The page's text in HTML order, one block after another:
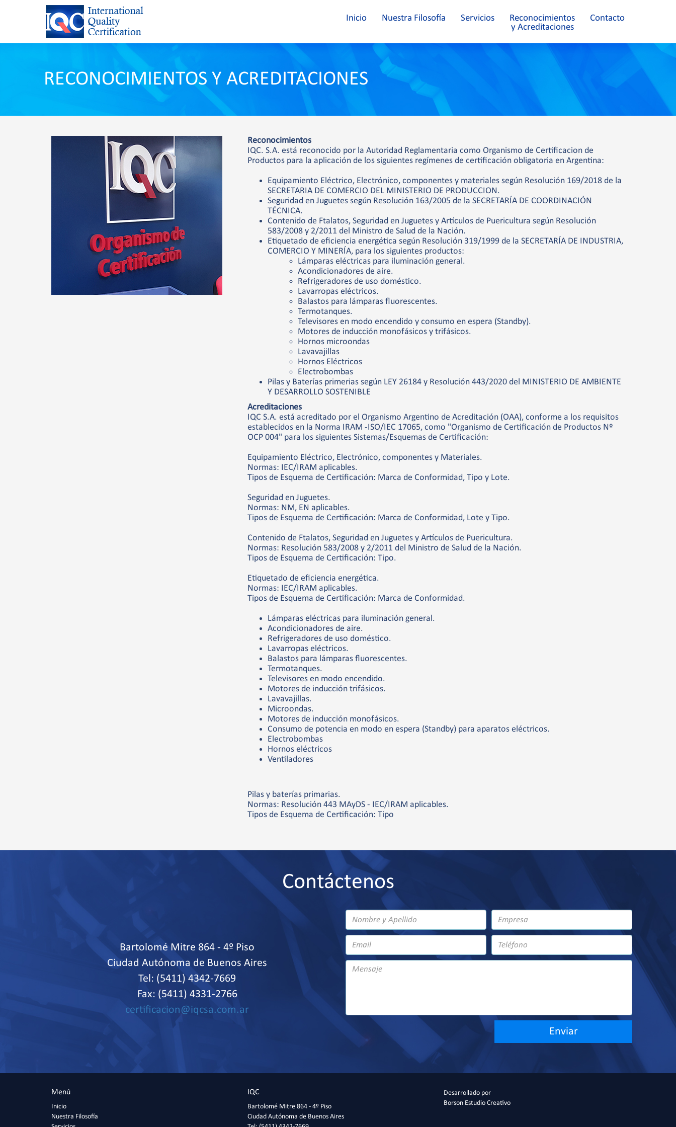
Inicio Nuestra Filosofía Servicios
Reconocimientos
y Acreditaciones
Contacto
RECONOCIMIENTOS Y ACREDITACIONES
Reconocimientos
IQC. S.A. está reconocido por la Autoridad Reglamentaria como Organismo de Certificacion de
Productos para la aplicación de los siguientes regímenes de certificación obligatoria en Argentina:
Equipamiento Eléctrico, Electrónico, componentes y materiales según Resolución 169/2018 de la
SECRETARIA DE COMERCIO DEL MINISTERIO DE PRODUCCION.
Seguridad en Juguetes según Resolución 163/2005 de la SECRETARÍA DE COORDINACIÓN
TÉCNICA.
Contenido de Ftalatos, Seguridad en Juguetes y Artículos de Puericultura según Resolución
583/2008 y 2/2011 del Ministro de Salud de la Nación.
Etiquetado de eficiencia energética según Resolución 319/1999 de la SECRETARÍA DE INDUSTRIA,
COMERCIO Y MINERÍA, para los siguientes productos:
Lámparas eléctricas para iluminación general.
Acondicionadores de aire.
Refrigeradores de uso doméstico.
Lavarropas eléctricos.
Balastos para lámparas fluorescentes.
Termotanques.
Televisores en modo encendido y consumo en espera (Standby).
Motores de inducción monofásicos y trifásicos.
Hornos microondas
Lavavajillas
Hornos Eléctricos
Electrobombas
Pilas y Baterías primerias según LEY 26184 y Resolución 443/2020 del MINISTERIO DE AMBIENTE
Y DESARROLLO SOSTENIBLE
Acreditaciones
IQC S.A. está acreditado por el Organismo Argentino de Acreditación (OAA), conforme a los requisitos
establecidos en la Norma IRAM -ISO/IEC 17065, como "Organismo de Certificación de Productos Nº
OCP 004" para los siguientes Sistemas/Esquemas de Certificación:
Equipamiento Eléctrico, Electrónico, componentes y Materiales.
Normas: IEC/IRAM aplicables.
Tipos de Esquema de Certificación: Marca de Conformidad, Tipo y Lote.
Seguridad en Juguetes.
Normas: NM, EN aplicables.
Tipos de Esquema de Certificación: Marca de Conformidad, Lote y Tipo.
Contenido de Ftalatos, Seguridad en Juguetes y Artículos de Puericultura.
Normas: Resolución 583/2008 y 2/2011 del Ministro de Salud de la Nación.
Tipos de Esquema de Certificación: Tipo.
Etiquetado de eficiencia energética.
Normas: IEC/IRAM aplicables.
Tipos de Esquema de Certificación: Marca de Conformidad.
Lámparas eléctricas para iluminación general.
Acondicionadores de aire.
Refrigeradores de uso doméstico.
Lavarropas eléctricos.
Balastos para lámparas fluorescentes.
Termotanques.
Televisores en modo encendido.
Motores de inducción trifásicos.
Lavavajillas.
Microondas.
Motores de inducción monofásicos.
Consumo de potencia en modo en espera (Standby) para aparatos eléctricos.
Electrobombas
Hornos eléctricos
Ventiladores
Pilas y baterías primarias.
Normas: Resolución 443 MAyDS - IEC/IRAM aplicables.
Tipos de Esquema de Certificación: Tipo
Contáctenos
Bartolomé Mitre 864 - 4º Piso
Ciudad Autónoma de Buenos Aires
Tel: (5411) 4342-7669
Fax: (5411) 4331-2766
certificacion@iqcsa.com.ar
Enviar
Menú
Inicio
Nuestra Filosofía
IQC
Bartolomé Mitre 864 - 4º Piso
Ciudad Autónoma de Buenos Aires
Desarrollado por
Borson Estudio Creativo